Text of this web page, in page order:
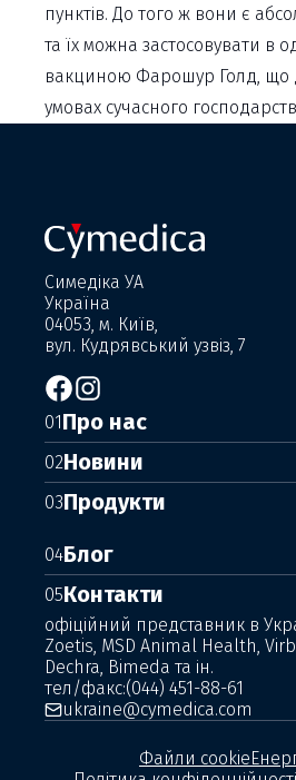
пунктів. До того ж вони є
та їх можна застосовувати в
вакциною Фарошур Голд, що
умовах сучасного
Симедіка УА
Україна
04053, м. Київ,
вул. Кудрявський узвіз, 7
01Про нас
02Новини
03Продукти
04Блог
05Контакти
офіційний представник в
Zoetis, MSD Animal Health,
Dechra, Bimeda та ін.
тел/факс:(044) 451-88-61
ukraine@cymedica.com
Файли cookie